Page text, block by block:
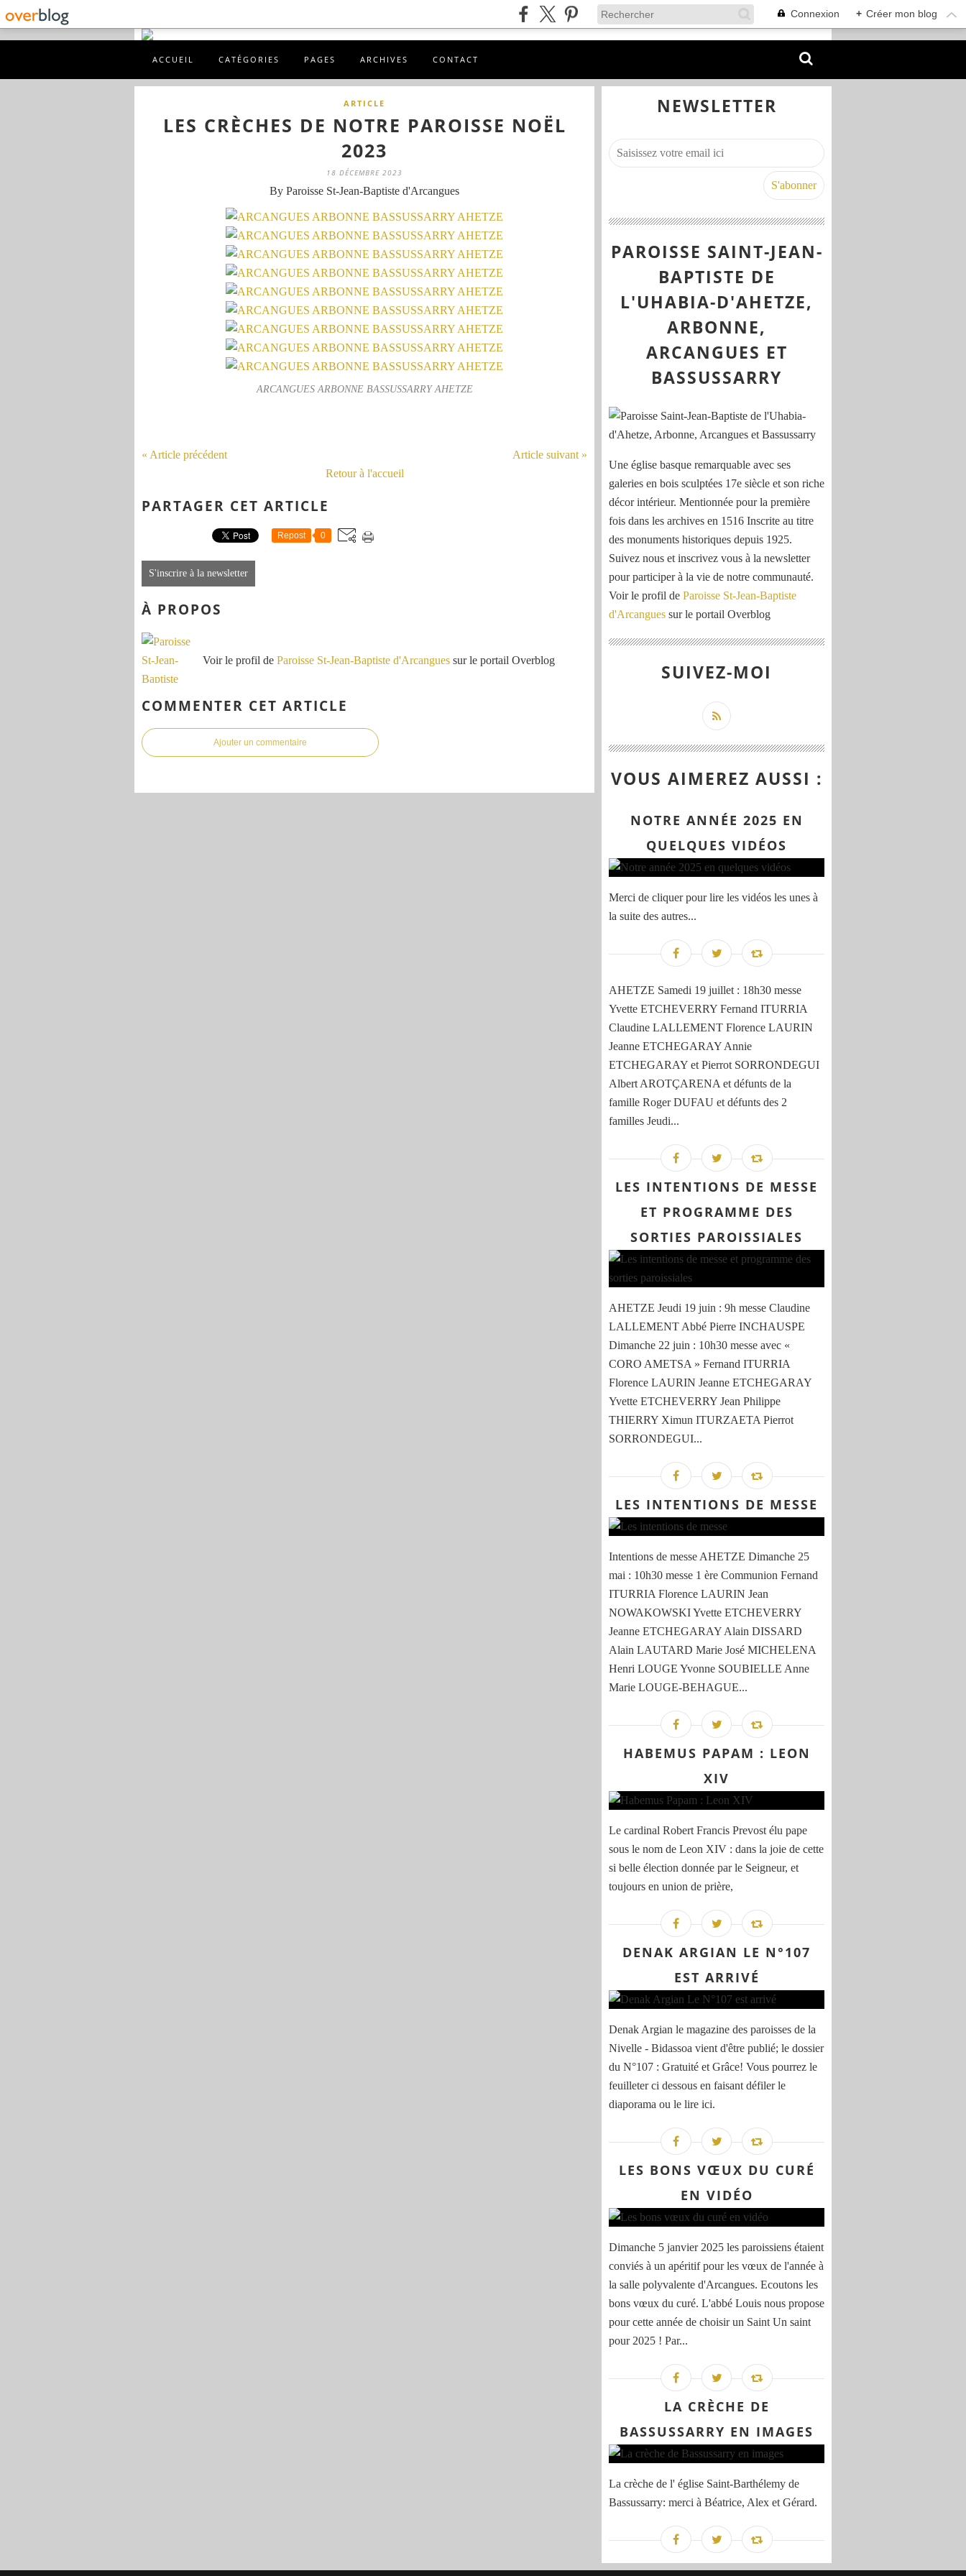
Connexion + Créer mon blog
ACCUEIL CATÉGORIES PAGES ARCHIVES CONTACT
ARTICLE
LES CRÈCHES DE NOTRE PAROISSE NOËL
2023
18 DÉCEMBRE 2023
By Paroisse St-Jean-Baptiste d'Arcangues
ARCANGUES ARBONNE BASSUSSARRY AHETZE
« Article précédent
Article suivant »
Retour à l'accueil
PARTAGER CET ARTICLE
Repost 0
S'inscrire à la newsletter
À PROPOS
Voir le profil de Paroisse St-Jean-Baptiste d'Arcangues sur le portail Overblog
COMMENTER CET ARTICLE
Ajouter un commentaire
NEWSLETTER
PAROISSE SAINT-JEAN-
BAPTISTE DE
L'UHABIA-D'AHETZE,
ARBONNE,
ARCANGUES ET
BASSUSSARRY
Une église basque remarquable avec ses
galeries en bois sculptées 17e siècle et son riche
décor intérieur. Mentionnée pour la première
fois dans les archives en 1516 Inscrite au titre
des monuments historiques depuis 1925.
Suivez nous et inscrivez vous à la newsletter
pour participer à la vie de notre communauté.
Voir le profil de Paroisse St-Jean-Baptiste
d'Arcangues sur le portail Overblog
SUIVEZ-MOI
VOUS AIMEREZ AUSSI :
NOTRE ANNÉE 2025 EN
QUELQUES VIDÉOS
Merci de cliquer pour lire les vidéos les unes à
la suite des autres...
AHETZE Samedi 19 juillet : 18h30 messe
Yvette ETCHEVERRY Fernand ITURRIA
Claudine LALLEMENT Florence LAURIN
Jeanne ETCHEGARAY Annie
ETCHEGARAY et Pierrot SORRONDEGUI
Albert AROTÇARENA et défunts de la
famille Roger DUFAU et défunts des 2
familles Jeudi...
LES INTENTIONS DE MESSE
ET PROGRAMME DES
SORTIES PAROISSIALES
AHETZE Jeudi 19 juin : 9h messe Claudine
LALLEMENT Abbé Pierre INCHAUSPE
Dimanche 22 juin : 10h30 messe avec «
CORO AMETSA » Fernand ITURRIA
Florence LAURIN Jeanne ETCHEGARAY
Yvette ETCHEVERRY Jean Philippe
THIERRY Ximun ITURZAETA Pierrot
SORRONDEGUI...
LES INTENTIONS DE MESSE
Intentions de messe AHETZE Dimanche 25
mai : 10h30 messe 1 ère Communion Fernand
ITURRIA Florence LAURIN Jean
NOWAKOWSKI Yvette ETCHEVERRY
Jeanne ETCHEGARAY Alain DISSARD
Alain LAUTARD Marie José MICHELENA
Henri LOUGE Yvonne SOUBIELLE Anne
Marie LOUGE-BEHAGUE...
HABEMUS PAPAM : LEON
XIV
Le cardinal Robert Francis Prevost élu pape
sous le nom de Leon XIV : dans la joie de cette
si belle élection donnée par le Seigneur, et
toujours en union de prière,
DENAK ARGIAN LE N°107
EST ARRIVÉ
Denak Argian le magazine des paroisses de la
Nivelle - Bidassoa vient d'être publié; le dossier
du N°107 : Gratuité et Grâce! Vous pourrez le
feuilleter ci dessous en faisant défiler le
diaporama ou le lire ici.
LES BONS VŒUX DU CURÉ
EN VIDÉO
Dimanche 5 janvier 2025 les paroissiens étaient
conviés à un apéritif pour les vœux de l'année à
la salle polyvalente d'Arcangues. Ecoutons les
bons vœux du curé. L'abbé Louis nous propose
pour cette année de choisir un Saint Un saint
pour 2025 ! Par...
LA CRÈCHE DE
BASSUSSARRY EN IMAGES
La crèche de l' église Saint-Barthélemy de
Bassussarry: merci à Béatrice, Alex et Gérard.